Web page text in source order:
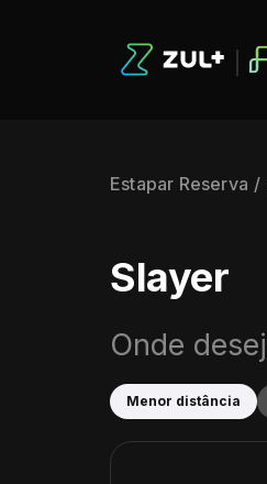
Estapar Reserva
Slayer
Onde
Menor distância